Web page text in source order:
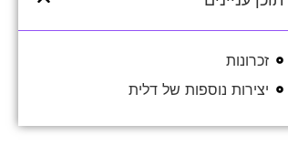
זכרונות
יצירות נוספות של דלית